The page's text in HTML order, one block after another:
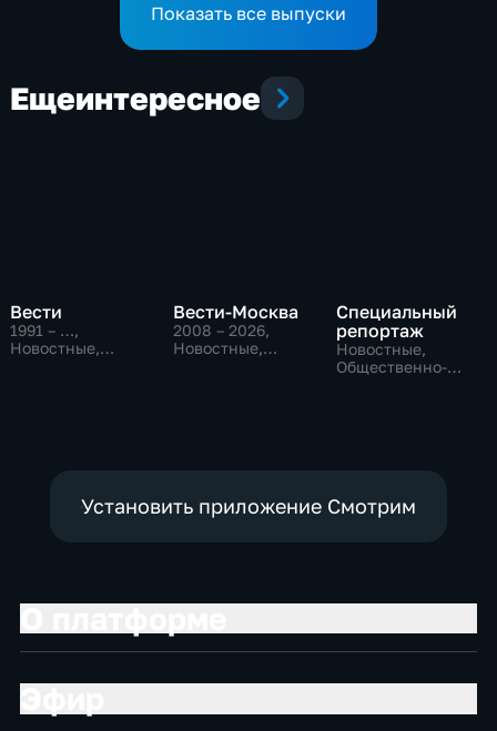
Показать все выпуски
Ещеинтересное
Вести
1991 – …,
Новостные,
Вести-Москва
2008 – 2026,
Новостные,
Специальный
репортаж
Новостные,
Общественно-
Установить приложение Смотрим